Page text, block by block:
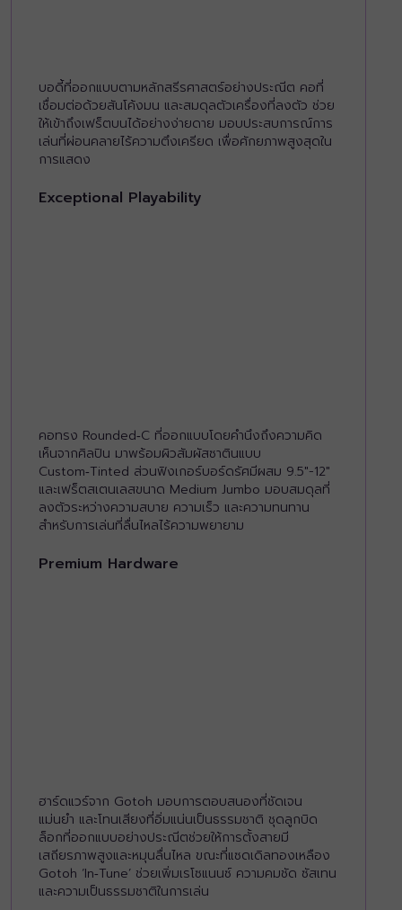
บอดี้ที่ออกแบบตามหลักสรีรศาสตร์อย่างประณีต คอที่
เชื่อมต่อด้วยสันโค้งมน และสมดุลตัวเครื่องที่ลงตัว ช่วย
ให้เข้าถึงเฟร็ตบนได้อย่างง่ายดาย มอบประสบการณ์การ
เล่นที่ผ่อนคลายไร้ความตึงเครียด เพื่อศักยภาพสูงสุดใน
การแสดง
Exceptional Playability
คอทรง Rounded‑C ที่ออกแบบโดยคำนึงถึงความคิด
เห็นจากศิลปิน มาพร้อมผิวสัมผัสซาตินแบบ
Custom‑Tinted ส่วนฟิงเกอร์บอร์ดรัศมีผสม 9.5"-12"
และเฟร็ตสเตนเลสขนาด Medium Jumbo มอบสมดุลที่
ลงตัวระหว่างความสบาย ความเร็ว และความทนทาน
สำหรับการเล่นที่ลื่นไหลไร้ความพยายาม
Premium Hardware
ฮาร์ดแวร์จาก Gotoh มอบการตอบสนองที่ชัดเจน
แม่นยำ และโทนเสียงที่อิ่มแน่นเป็นธรรมชาติ ชุดลูกบิด
ล็อกที่ออกแบบอย่างประณีตช่วยให้การตั้งสายมี
เสถียรภาพสูงและหมุนลื่นไหล ขณะที่แซดเดิลทองเหลือง
Gotoh ‘In‑Tune’ ช่วยเพิ่มเรโซแนนซ์ ความคมชัด ซัสเทน
และความเป็นธรรมชาติในการเล่น